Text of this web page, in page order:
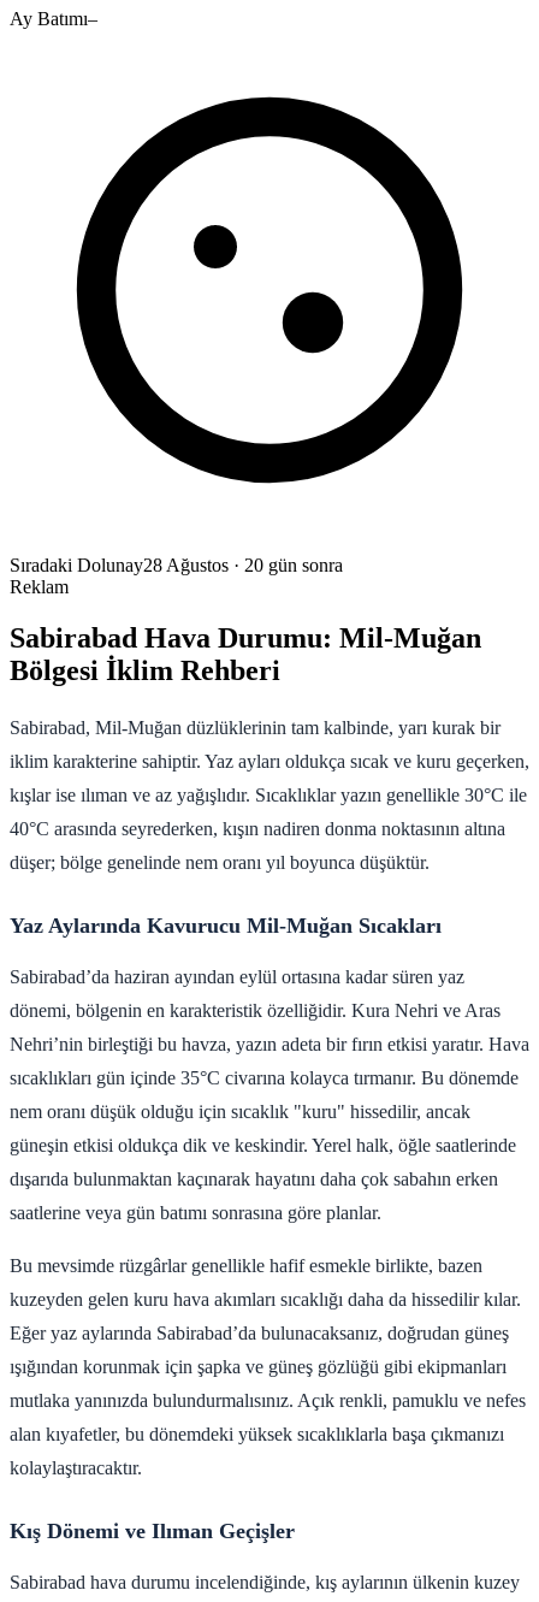
Ay Batımı–
Sıradaki Dolunay28 Ağustos · 20 gün sonra
Reklam
Sabirabad Hava Durumu: Mil-Muğan
Bölgesi İklim Rehberi
Sabirabad, Mil-Muğan düzlüklerinin tam kalbinde, yarı kurak bir
iklim karakterine sahiptir. Yaz ayları oldukça sıcak ve kuru geçerken,
kışlar ise ılıman ve az yağışlıdır. Sıcaklıklar yazın genellikle 30°C ile
40°C arasında seyrederken, kışın nadiren donma noktasının altına
düşer; bölge genelinde nem oranı yıl boyunca düşüktür.
Yaz Aylarında Kavurucu Mil-Muğan Sıcakları
Sabirabad’da haziran ayından eylül ortasına kadar süren yaz
dönemi, bölgenin en karakteristik özelliğidir. Kura Nehri ve Aras
Nehri’nin birleştiği bu havza, yazın adeta bir fırın etkisi yaratır. Hava
sıcaklıkları gün içinde 35°C civarına kolayca tırmanır. Bu dönemde
nem oranı düşük olduğu için sıcaklık "kuru" hissedilir, ancak
güneşin etkisi oldukça dik ve keskindir. Yerel halk, öğle saatlerinde
dışarıda bulunmaktan kaçınarak hayatını daha çok sabahın erken
saatlerine veya gün batımı sonrasına göre planlar.
Bu mevsimde rüzgârlar genellikle hafif esmekle birlikte, bazen
kuzeyden gelen kuru hava akımları sıcaklığı daha da hissedilir kılar.
Eğer yaz aylarında Sabirabad’da bulunacaksanız, doğrudan güneş
ışığından korunmak için şapka ve güneş gözlüğü gibi ekipmanları
mutlaka yanınızda bulundurmalısınız. Açık renkli, pamuklu ve nefes
alan kıyafetler, bu dönemdeki yüksek sıcaklıklarla başa çıkmanızı
kolaylaştıracaktır.
Kış Dönemi ve Ilıman Geçişler
Sabirabad hava durumu incelendiğinde, kış aylarının ülkenin kuzey